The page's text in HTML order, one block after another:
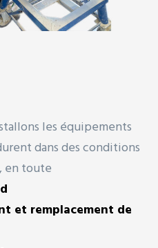
les équipements
dans des conditions
en toute
et remplacement de